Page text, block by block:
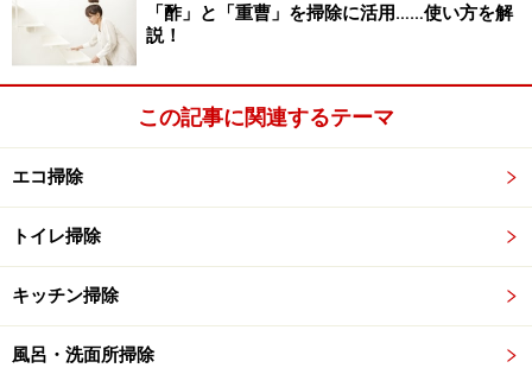
「酢」と「重曹」を掃除に活用……使い方を解
説！
この記事に関連するテーマ
エコ掃除
トイレ掃除
キッチン掃除
風呂・洗面所掃除